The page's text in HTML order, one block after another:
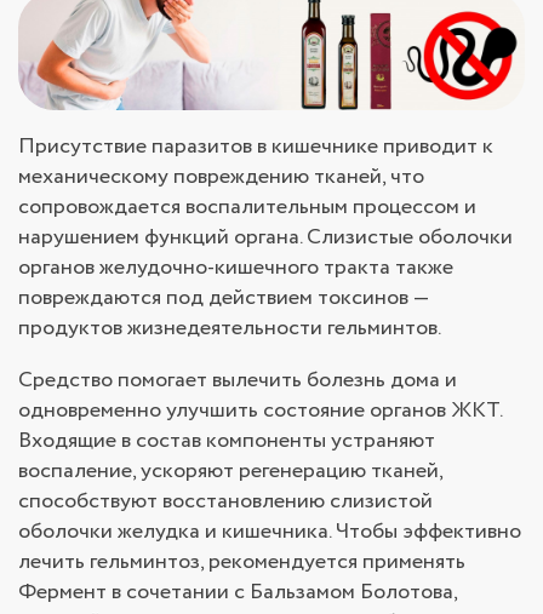
Присутствие паразитов в кишечнике приводит к
механическому повреждению тканей, что
сопровождается воспалительным процессом и
нарушением функций органа. Слизистые оболочки
органов желудочно-кишечного тракта также
повреждаются под действием токсинов —
продуктов жизнедеятельности гельминтов.
Средство помогает вылечить болезнь дома и
одновременно улучшить состояние органов ЖКТ.
Входящие в состав компоненты устраняют
воспаление, ускоряют регенерацию тканей,
способствуют восстановлению слизистой
оболочки желудка и кишечника. Чтобы эффективно
лечить гельминтоз, рекомендуется применять
Фермент в сочетании с Бальзамом Болотова,